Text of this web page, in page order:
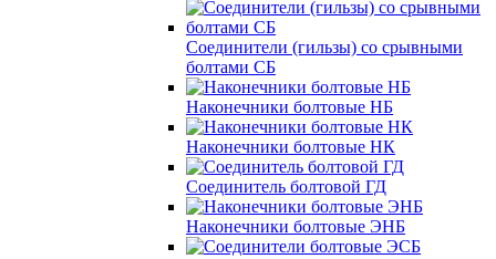
Соединители (гильзы) со срывными
болтами СБ
Наконечники болтовые НБ
Наконечники болтовые НК
Соединитель болтовой ГД
Наконечники болтовые ЭНБ